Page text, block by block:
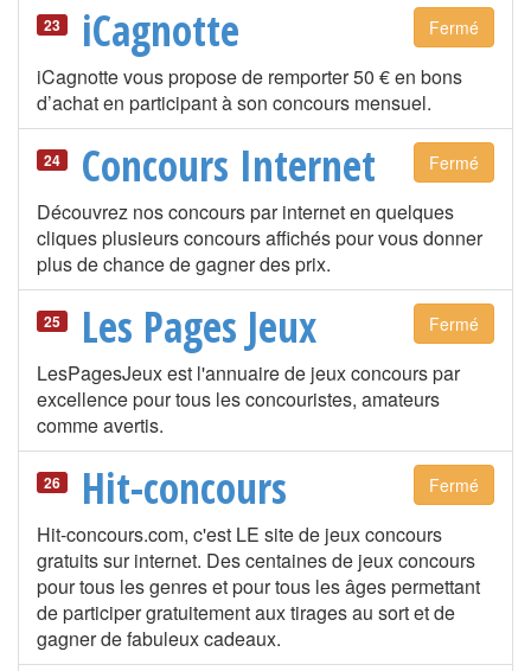
23 iCagnotte Fermé
iCagnotte vous propose de remporter 50 € en bons
d’achat en participant à son concours mensuel.
24 Concours Internet Fermé
Découvrez nos concours par internet en quelques
cliques plusieurs concours affichés pour vous donner
plus de chance de gagner des prix.
25 Les Pages Jeux Fermé
LesPagesJeux est l'annuaire de jeux concours par
excellence pour tous les concouristes, amateurs
comme avertis.
26 Hit-concours Fermé
Hit-concours.com, c'est LE site de jeux concours
gratuits sur internet. Des centaines de jeux concours
pour tous les genres et pour tous les âges permettant
de participer gratuitement aux tirages au sort et de
gagner de fabuleux cadeaux.